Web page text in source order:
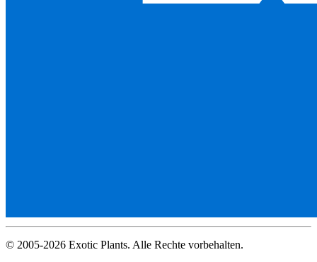
© 2005-2026 Exotic Plants. Alle Rechte vorbehalten.